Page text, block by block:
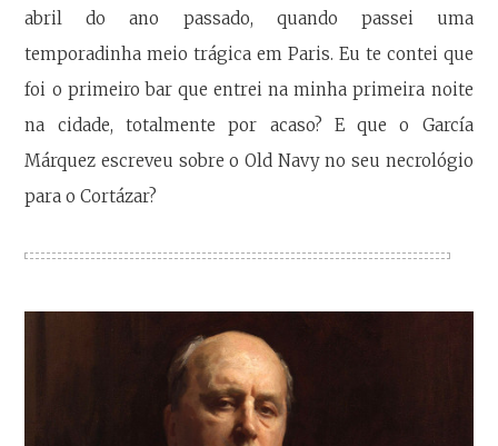
abril do ano passado, quando passei uma
temporadinha meio trágica em Paris. Eu te contei que
foi o primeiro bar que entrei na minha primeira noite
na cidade, totalmente por acaso? E que o García
Márquez escreveu sobre o Old Navy no seu necrológio
para o Cortázar?